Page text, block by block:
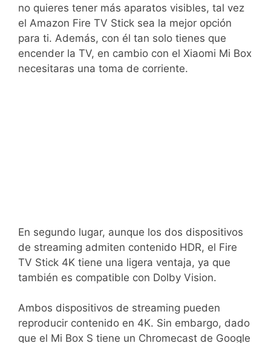
no quieres tener más aparatos visibles, tal vez
el Amazon Fire TV Stick sea la mejor opción
para ti. Además, con él tan solo tienes que
encender la TV, en cambio con el Xiaomi Mi Box
necesitaras una toma de corriente.
En segundo lugar, aunque los dos dispositivos
de streaming admiten contenido HDR, el Fire
TV Stick 4K tiene una ligera ventaja, ya que
también es compatible con Dolby Vision.
Ambos dispositivos de streaming pueden
reproducir contenido en 4K. Sin embargo, dado
que el Mi Box S tiene un Chromecast de Google